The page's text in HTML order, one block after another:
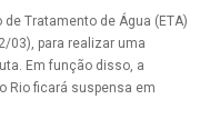
Tratamento de Água (ETA)
03), para realizar uma
Em função disso, a
Rio ficará suspensa em